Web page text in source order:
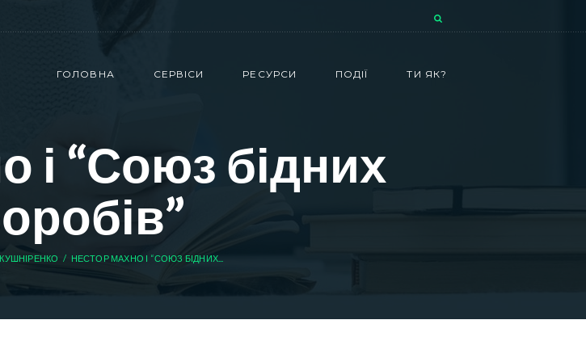
ГОЛОВНА СЕРВІСИ РЕСУРСИ ПОДІЇ ТИ ЯК?
і “Союз бідних
НЕСТОР МАХНО І “СОЮЗ БІДНИХ...